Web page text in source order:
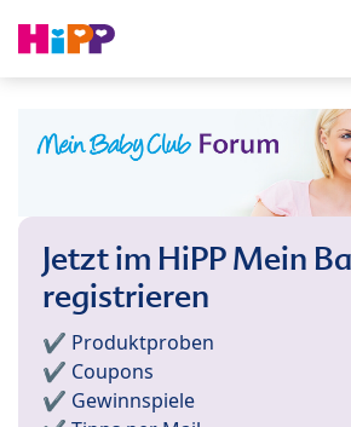
Jetzt im HiPP Mein
registrieren
✔️ Produktproben
✔️ Coupons
✔️ Gewinnspiele